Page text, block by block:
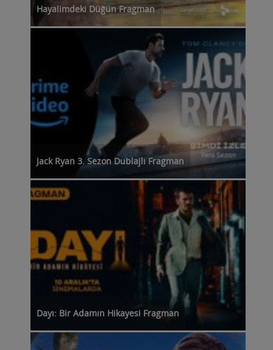
Hayalimdeki Düğün Fragman
Jack Ryan 3. Sezon Dublajlı Fragman
Dayı: Bir Adamın Hikayesi Fragman